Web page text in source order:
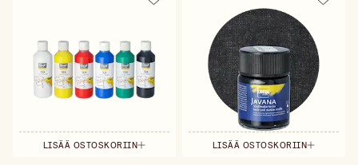
LISÄÄ OSTOSKORIIN LISÄÄ OSTOSKORIIN